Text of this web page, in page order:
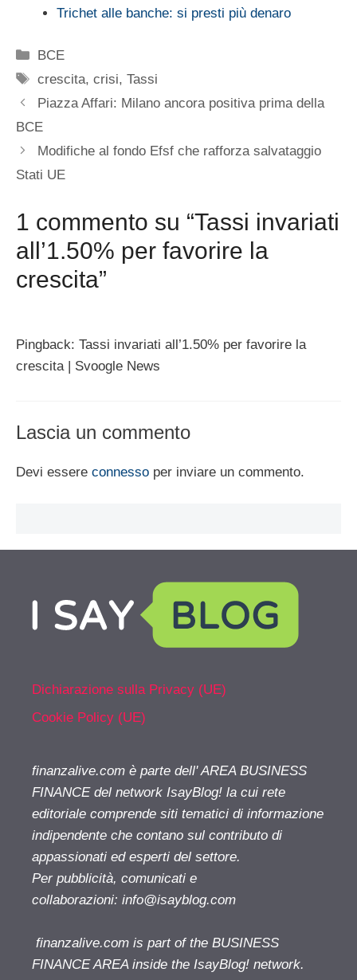
Trichet alle banche: si presti più denaro
Categorie
BCE
Tag
crescita,crisi,Tassi
Piazza Affari: Milano ancora positiva prima della
BCE
Modifiche al fondo Efsf che rafforza salvataggio
Stati UE
1 commento su “Tassi invariati
all’1.50% per favorire la
crescita”
Pingback: Tassi invariati all’1.50% per favorire la
crescita | Svoogle News
Lascia un commento
Devi essere connesso per inviare un commento.
Dichiarazione sulla Privacy (UE)
Cookie Policy (UE)
finanzalive.com è parte dell' AREA BUSINESS
FINANCE del network IsayBlog! la cui rete
editoriale comprende siti tematici di informazione
indipendente che contano sul contributo di
appassionati ed esperti del settore.
Per pubblicità, comunicati e
collaborazioni: info@isayblog.com
finanzalive.com is part of the BUSINESS
FINANCE AREA inside the IsayBlog! network.